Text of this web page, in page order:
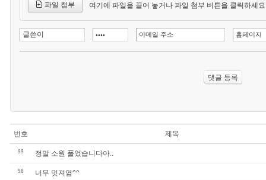
파일 첨부 여기에 파일을 끌어 놓거나 파일 첨부 버튼을 클릭하세
번호 제목
99 정말 소원 풀었습니다아..
98 너무 멋져염^^